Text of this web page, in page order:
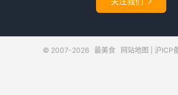
© 2007-2026 最美食 网站地图 沪ICP